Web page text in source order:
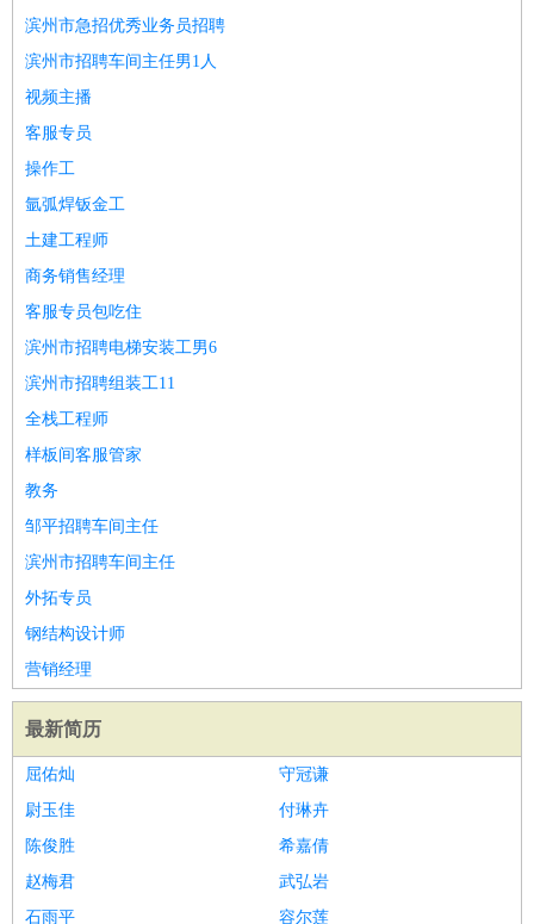
滨州市急招优秀业务员招聘
滨州市招聘车间主任男1人
视频主播
客服专员
操作工
氩弧焊钣金工
土建工程师
商务销售经理
客服专员包吃住
滨州市招聘电梯安装工男6
滨州市招聘组装工11
全栈工程师
样板间客服管家
教务
邹平招聘车间主任
滨州市招聘车间主任
外拓专员
钢结构设计师
营销经理
最新简历
屈佑灿
守冠谦
尉玉佳
付琳卉
陈俊胜
希嘉倩
赵梅君
武弘岩
石雨平
容尔莲